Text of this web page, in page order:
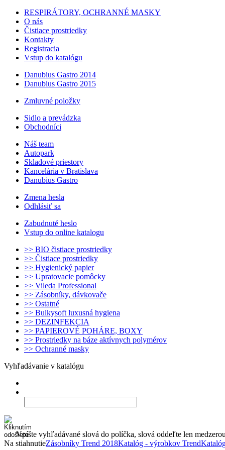
RESPIRÁTORY, OCHRANNÉ MASKY
O nás
Čistiace prostriedky
Kontakty
Registracia
Vstup do katalógu
Danubius Gastro 2014
Danubius Gastro 2015
Zmluvné položky
Sidlo a prevádzka
Obchodníci
Náš team
Autopark
Skladové priestory
Kancelária v Bratislava
Danubius Gastro
Zmena hesla
Odhlásiť sa
Zabudnuté heslo
Vstup do online katalogu
>> BIO čistiace prostriedky
>> Čistiace prostriedky
>> Hygienický papier
>> Upratovacie pomôcky
>> Vileda Professional
>> Zásobníky, dávkovače
>> Ostatné
>> Bulkysoft luxusná hygiena
>> DEZINFEKCIA
>> PAPIEROVÉ POHÁRE, BOXY
>> Prostriedky na báze aktívnych polymérov
>> Ochranné masky
Vyhľadávanie v katalógu
Vpíšte vyhľadávané slová do políčka, slová oddeľte len medzerou
Na stiahnutieZásobníky Trend 2018Katalóg - výrobkov Trend